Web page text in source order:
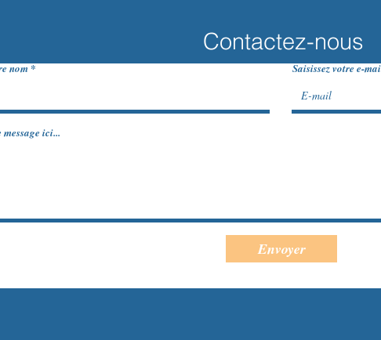
Contactez-nous
nom Saisissez votre e-
ici...
Envoyer